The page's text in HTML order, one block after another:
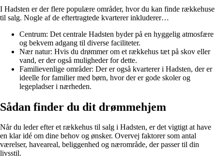
I Hadsten er der flere populære områder, hvor du kan finde rækkehuse
til salg. Nogle af de eftertragtede kvarterer inkluderer…
Centrum: Det centrale Hadsten byder på en hyggelig atmosfære
og bekvem adgang til diverse faciliteter.
Nær natur: Hvis du drømmer om et rækkehus tæt på skov eller
vand, er der også muligheder for dette.
Familievenlige områder: Der er også kvarterer i Hadsten, der er
ideelle for familier med børn, hvor der er gode skoler og
legepladser i nærheden.
Sådan finder du dit drømmehjem
Når du leder efter et rækkehus til salg i Hadsten, er det vigtigt at have
en klar idé om dine behov og ønsker. Overvej faktorer som antal
værelser, haveareal, beliggenhed og nærområde, der passer til din
livsstil.